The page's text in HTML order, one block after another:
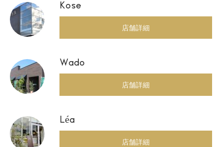
Kose
店舗詳細
Wado
店舗詳細
Léa
店舗詳細